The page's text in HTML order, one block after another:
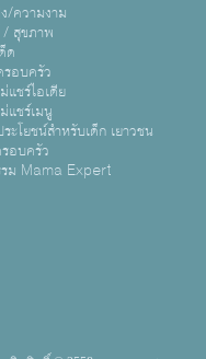
/ความงาม
/ สุขภาพ
ด
อบครัว
ชร์ไอเดีย
ชร์เมนู
ะโยชน์สำหรับเด็ก เยาวชน
อบครัว
ม Mama Expert